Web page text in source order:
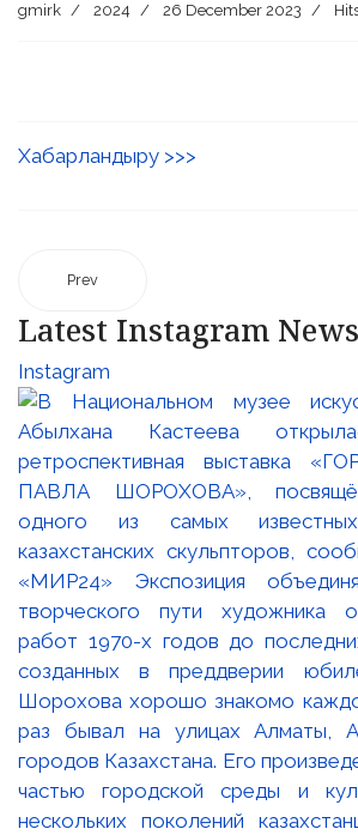
gmirk 2024 26 December 2023
Хабарландыру >>>
Prev
Latest Instagram News
Instagram